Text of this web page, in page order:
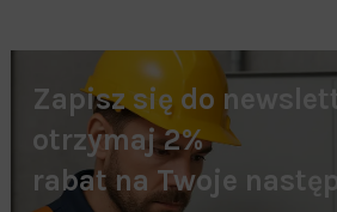
Zapisz się do
otrzymaj 2%
rabat na Twoje